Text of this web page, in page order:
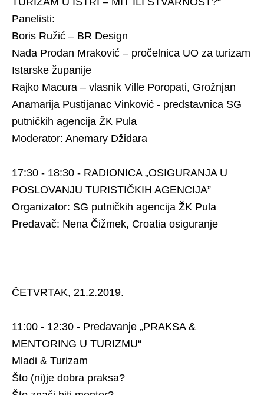
Panelisti:
Boris Ružić – BR Design
Nada Prodan Mraković – pročelnica UO za turizam
Istarske županije
Rajko Macura – vlasnik Ville Poropati, Grožnjan
Anamarija Pustijanac Vinković - predstavnica SG
putničkih agencija ŽK Pula
Moderator: Anemary Džidara
17:30 - 18:30 - RADIONICA „OSIGURANJA U
POSLOVANJU TURISTIČKIH AGENCIJA”
Organizator: SG putničkih agencija ŽK Pula
Predavač: Nena Čižmek, Croatia osiguranje
ČETVRTAK, 21.2.2019.
11:00 - 12:30 - Predavanje „PRAKSA &
MENTORING U TURIZMU“
Mladi & Turizam
Što (ni)je dobra praksa?